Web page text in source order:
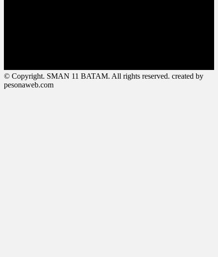
© Copyright. SMAN 11 BATAM. All rights reserved. created by
pesonaweb.com